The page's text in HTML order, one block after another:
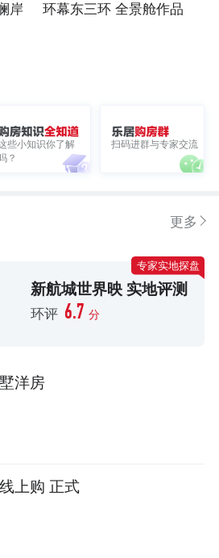
岸
环幕东三环 全景舱作品
些小知识你了解
？
扫码进群与专家交流
更多
新航城世界映 实地评测
环评 6.7分
专家实地探盘
洋房
上购 正式